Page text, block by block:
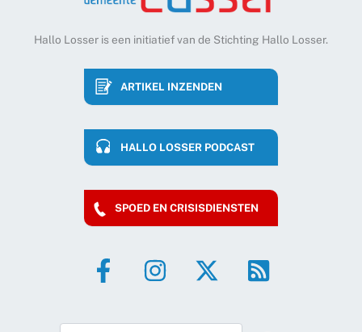
Hallo Losser is een initiatief van de Stichting Hallo Losser.
ARTIKEL INZENDEN
HALLO LOSSER PODCAST
SPOED EN CRISISDIENSTEN